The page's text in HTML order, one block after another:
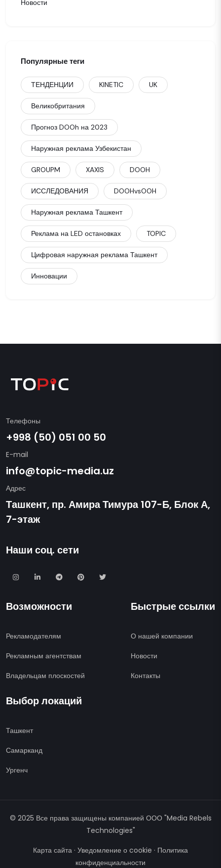
Новости
Популярные теги
ТЕНДЕНЦИИ KINETIC UK
Великобритания
Прогноз DOOh на 2023
Наружная реклама Узбекистан
GROUPM XAXIS DOOH
ИССЛЕДОВАНИЯ DOOHvsOOH
Наружная реклама Ташкент
Реклама на LED остановках TOPIC
Цифровая наружная реклама Ташкент
Инновации
Телефоны
+998 (50) 051 00 50
E-mail
info@topic-media.uz
Адрес
Ташкент, пр. Амира Тимура 107-Б, Блок А,
7-этаж
Наши соц. сети
Возможности
Рекламодателям
Рекламным агентствам
Владельцам плоскостей
Быстрые ссылки
О нашей компании
Новости
Контакты
Выбор локаций
Ташкент
Самарканд
Ургенч
© 2025 Все права защищены компанией ООО "Media Rebels
Technologies"
Карта сайта · Уведомление о cookie · Политика
конфиденциальности